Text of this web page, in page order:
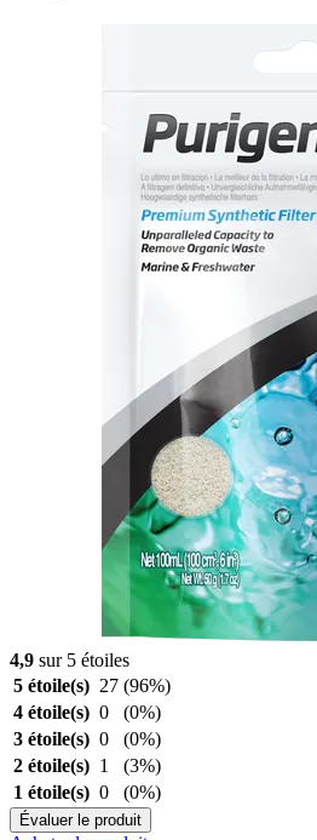
4,9 sur 5 étoiles
5 étoile(s) 27 (96%)
4 étoile(s) 0
(0%)
3 étoile(s) 0
(0%)
2 étoile(s) 1
(3%)
1 étoile(s) 0 (0%)
Évaluer le produit